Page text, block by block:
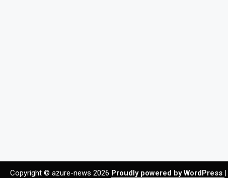
Copyright © azure-news 2026 Proudly powered by WordPress |